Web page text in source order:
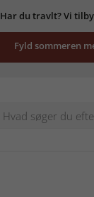
Har du travlt? Vi
Fyld sommeren